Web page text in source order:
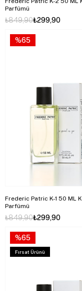
Parfümü
₺299,90
₺849,90
Frederic Patric K-1 50 ML
Parfümü
₺299,90
₺849,90
%65
%65
Fırsat Ürünü